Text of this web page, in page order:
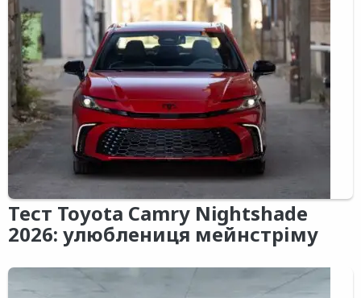
Тест Toyota Camry Nightshade
2026: улюблениця мейнстріму